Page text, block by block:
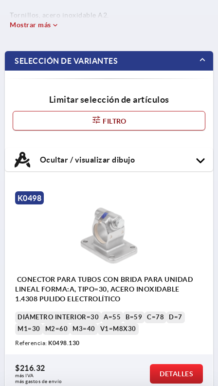
Tornillos, acero inoxidable A2.
Mostrar más
SELECCIÓN DE VARIANTES
Limitar selección de artículos
FILTRO
Ocultar / visualizar dibujo
K0498
CONECTOR PARA TUBOS CON BRIDA PARA UNIDAD
LINEAL FORMA:A, TIPO=30, ACERO INOXIDABLE
1.4308 PULIDO ELECTROLÍTICO
DIÁMETRO INTERIOR=30 A=55 B=59 C=78
D=7
M1=30
M2=60 M3=40 V1=M8X30
Referencia: K0498.130
$216.32
más IVA
más gastos de envío
DETALLES